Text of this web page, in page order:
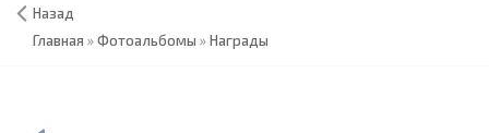
Назад
Главная »Фотоальбомы »Награды